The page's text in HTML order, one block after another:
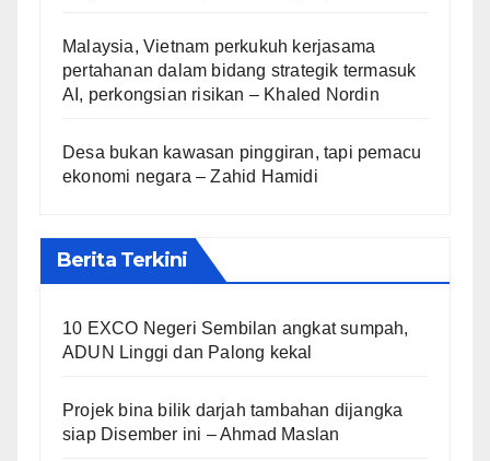
Malaysia, Vietnam perkukuh kerjasama
pertahanan dalam bidang strategik termasuk
AI, perkongsian risikan – Khaled Nordin
Desa bukan kawasan pinggiran, tapi pemacu
ekonomi negara – Zahid Hamidi
Berita Terkini
10 EXCO Negeri Sembilan angkat sumpah,
ADUN Linggi dan Palong kekal
Projek bina bilik darjah tambahan dijangka
siap Disember ini – Ahmad Maslan